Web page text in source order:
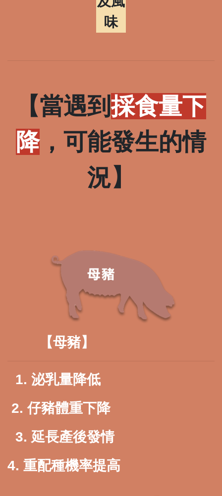
味
【當遇到採食量下
降，可能發生的情
況】
【母豬】
1. 泌乳量降低
2. 仔豬體重下降
3. 延長產後發情
4. 重配種機率提高